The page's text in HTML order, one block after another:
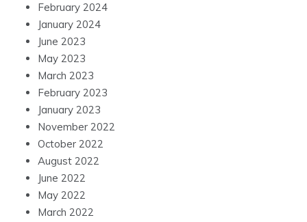
February 2024
January 2024
June 2023
May 2023
March 2023
February 2023
January 2023
November 2022
October 2022
August 2022
June 2022
May 2022
March 2022